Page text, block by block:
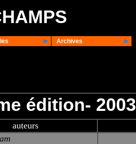
édition- 2003
auteurs
Archives